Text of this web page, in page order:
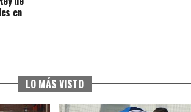
en
LO MÁS VISTO